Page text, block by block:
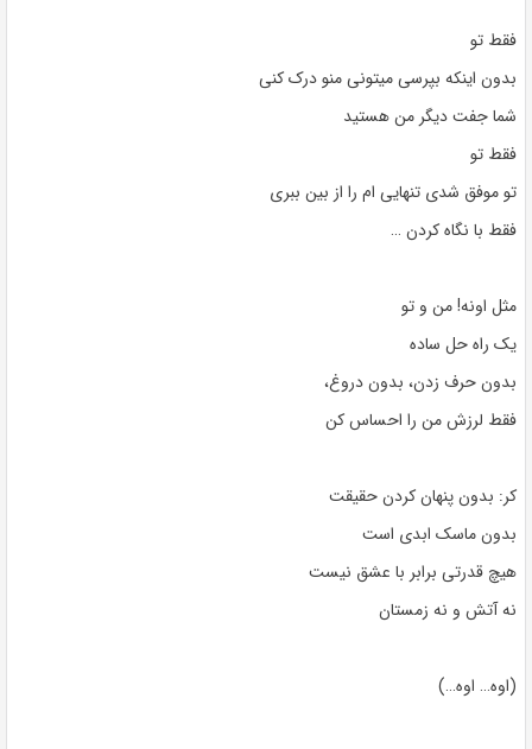
فقط تو
بدون اینکه بپرسی میتونی منو درک کنی
شما جفت دیگر من هستید
فقط تو
تو موفق شدی تنهایی ام را از بین ببری
فقط با نگاه کردن …
مثل اونه! من و تو
یک راه حل ساده
بدون حرف زدن، بدون دروغ،
فقط لرزش من را احساس کن
کر: بدون پنهان کردن حقیقت
بدون ماسک ابدی است
هیچ قدرتی برابر با عشق نیست
نه آتش و نه زمستان
(اوه… اوه…)